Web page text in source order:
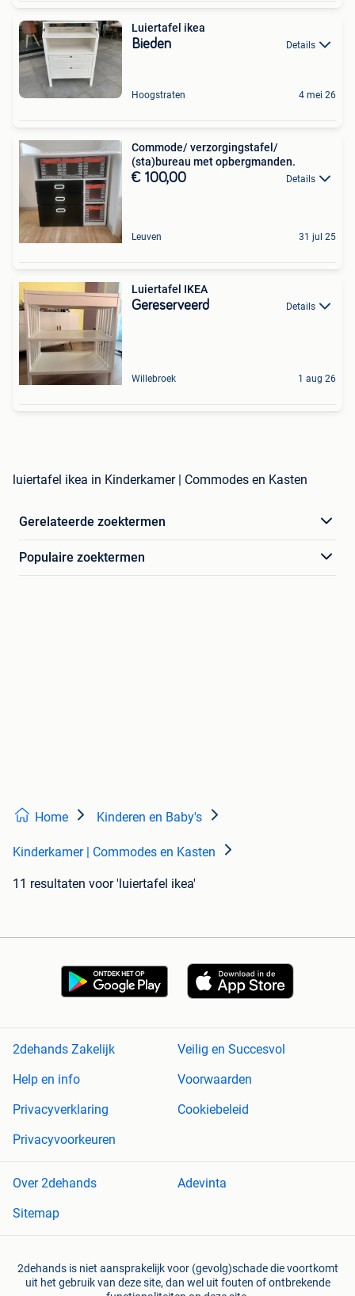
Luiertafel ikea
Bieden Details
Hoogstraten 4 mei 26
Commode/ verzorgingstafel/
(sta)bureau met opbergmanden.
€ 100,00 Details
Leuven 31 jul 25
Luiertafel IKEA
Gereserveerd Details
Willebroek 1 aug 26
luiertafel ikea in Kinderkamer | Commodes en Kasten
Gerelateerde zoektermen
Populaire zoektermen
Home Kinderen en Baby's
Kinderkamer | Commodes en Kasten
11 resultaten voor 'luiertafel ikea'
2dehands Zakelijk
Veilig en Succesvol
Help en info
Voorwaarden
Privacyverklaring
Cookiebeleid
Privacyvoorkeuren
Over 2dehands
Adevinta
Sitemap
2dehands is niet aansprakelijk voor (gevolg)schade die voortkomt
uit het gebruik van deze site, dan wel uit fouten of ontbrekende